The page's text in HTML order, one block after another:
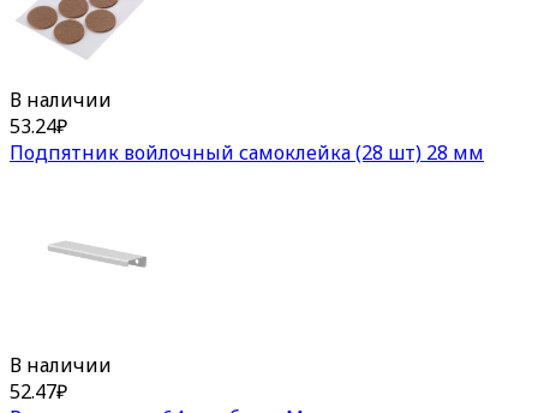
В наличии
53.24₽
Подпятник войлочный самоклейка (28 шт) 28 мм
В наличии
52.47₽